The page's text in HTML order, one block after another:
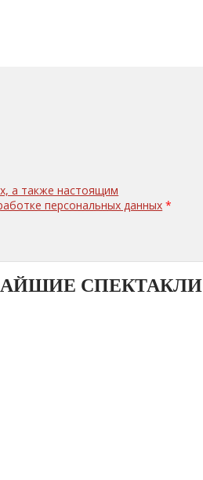
а также настоящим
персональных данных *
СПЕКТАКЛИ